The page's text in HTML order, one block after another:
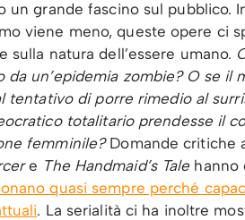
un grande fascino sul pubblico.
viene meno, queste opere ci
sulla natura dell’essere umano.
da un’epidemia zombie? O se
tentativo di porre rimedio al
totalitario prendesse il
femminile?Domande critiche
e The Handmaid’s Tale hanno
quasi sempre perché
. La serialità ci ha inoltre